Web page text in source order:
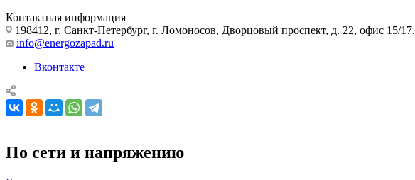
Контактная информация
198412, г. Санкт-Петербург, г. Ломоносов, Дворцовый проспект, д. 22, офис 15/17.
info@energozapad.ru
Вконтакте
По сети и напряжению